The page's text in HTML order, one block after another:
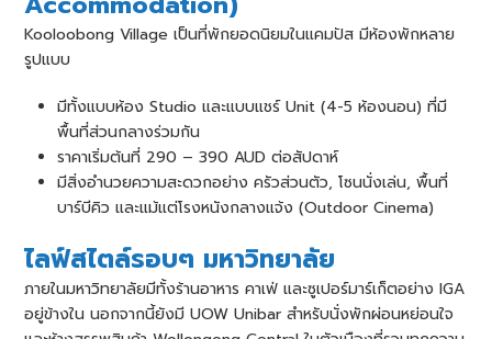
Kooloobong Village เป็นที่พักยอดนิยมในแคมปัส มีห้องพักหลาย
รูปแบบ
มีทั้งแบบห้อง Studio และแบบแชร์ Unit (4-5 ห้องนอน) ที่มี
พื้นที่ส่วนกลางร่วมกัน
ราคาเริ่มต้นที่ 290 – 390 AUD ต่อสัปดาห์
มีสิ่งอำนวยความสะดวกอย่าง ครัวส่วนตัว, โซนนั่งเล่น, พื้นที่
บาร์บีคิว และแม้แต่โรงหนังกลางแจ้ง (Outdoor Cinema)
ไลฟ์สไตล์รอบๆ มหาวิทยาลัย
ภายในมหาวิทยาลัยมีทั้งร้านอาหาร คาเฟ่ และซูเปอร์มาร์เก็ตอย่าง IGA
อยู่ข้างใน นอกจากนี้ยังมี UOW Unibar สำหรับนั่งพักผ่อนหย่อนใจ